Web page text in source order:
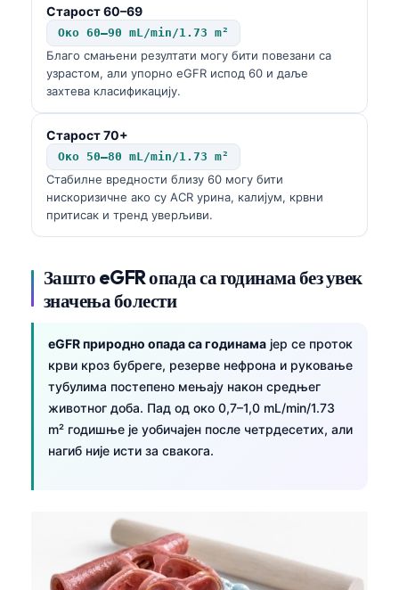
Старост 60–69
Око 60–90 mL/min/1.73 m²
Благо смањени резултати могу бити повезани са
узрастом, али упорно eGFR испод 60 и даље
захтева класификацију.
Старост 70+
Око 50–80 mL/min/1.73 m²
Стабилне вредности близу 60 могу бити
нискоризичне ако су ACR урина, калијум, крвни
притисак и тренд уверљиви.
Зашто eGFR опада са годинама без увек
значења болести
eGFR природно опада са годинама јер се проток
крви кроз бубреге, резерве нефрона и руковање
тубулима постепено мењају након средњег
животног доба. Пад од око 0,7–1,0 mL/min/1.73
m² годишње је уобичајен после четрдесетих, али
нагиб није исти за свакога.